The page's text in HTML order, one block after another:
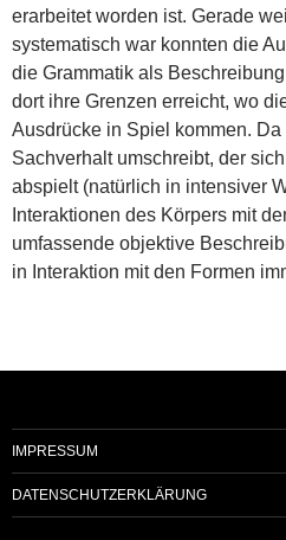
erarbeitet worden ist. Gerade
systematisch war konnten die
die Grammatik als Beschreibung
dort ihre Grenzen erreicht, wo
Ausdrücke in Spiel kommen. Da
Sachverhalt umschreibt, der
abspielt (natürlich in intensiver
Interaktionen des Körpers mit
umfassende objektive
in Interaktion mit den Formen
IMPRESSUM
DATENSCHUTZERKLÄRUNG